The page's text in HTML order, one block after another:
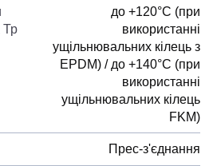
Тр
до +120°C (при
використанні
ущільнювальних кілець з
EPDM) / до +140°C (при
використанні
ущільнювальних кілець
FKM)
Прес-з'єднання